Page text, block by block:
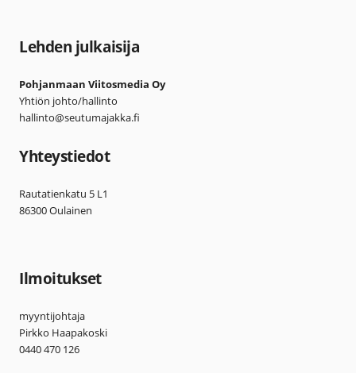
Lehden julkaisija
Pohjanmaan Viitosmedia Oy
Yhtiön johto/hallinto
hallinto@seutumajakka.fi
Yhteystiedot
Rautatienkatu 5 L1
86300 Oulainen
Ilmoitukset
myyntijohtaja
Pirkko Haapakoski
0440 470 126